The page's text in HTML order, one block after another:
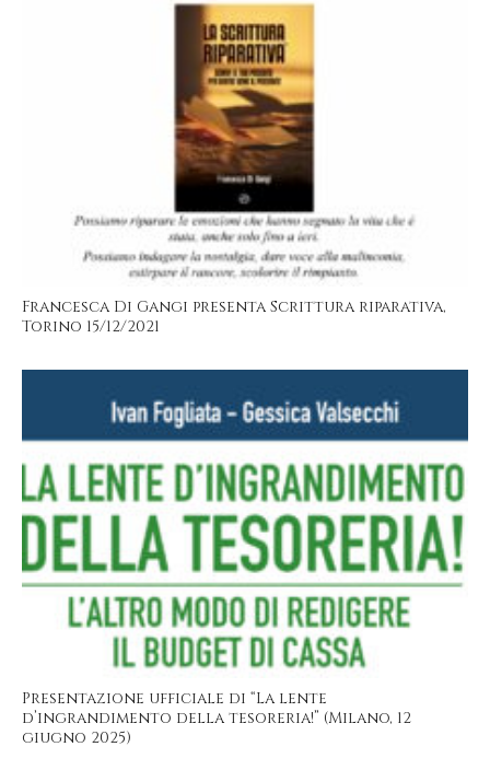
Francesca Di Gangi presenta Scrittura riparativa,
Torino 15/12/2021
Presentazione ufficiale di “La lente
d’ingrandimento della tesoreria!” (Milano, 12
giugno 2025)